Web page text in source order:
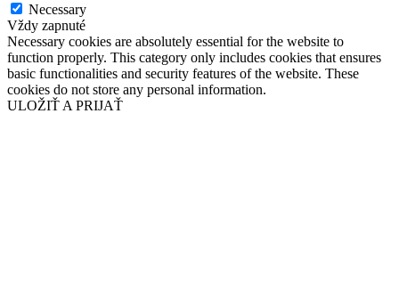
Necessary
Vždy zapnuté
Necessary cookies are absolutely essential for the website to
function properly. This category only includes cookies that ensures
basic functionalities and security features of the website. These
cookies do not store any personal information.
ULOŽIŤ A PRIJAŤ